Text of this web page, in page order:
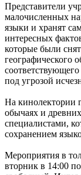
В Самаре изменят
августа
07.08.2026 | 20:51
В Самаре пустят
— "Балтика"
07.08.2026 | 20:07
В Самаре
172 и 174
Лук, капуста и
рассказали,
07.08.2026 | 19:11
В селе Усинское
В облизбиркоме
политических
Представители
малочисленных
языки и хранят
интересных
которые были
географического
под угрозой
На кинолектории
обычаях и
специалистами,
сохранением
Мероприятия в
вторник в 14:00